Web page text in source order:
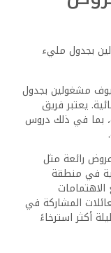
الضيوف.
الرائعة
الشهيرة،
قصيرة من قلب
بجوها النشيط،
الترفيه.
وكاتدرائية